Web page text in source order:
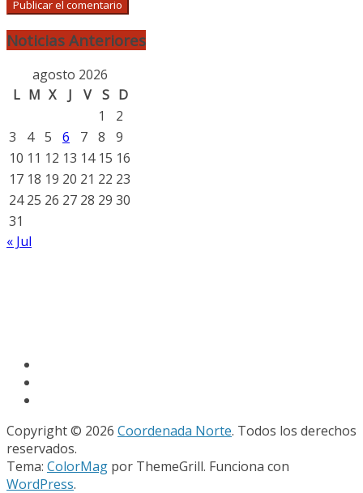
Noticias Anteriores
agosto 2026
L M X J V S D
1
2
3
4 5 6 7 8
9
10 11 12 13 14 15 16
17 18 19 20 21 22 23
24 25 26 27 28 29 30
31
« Jul
Copyright © 2026 Coordenada Norte. Todos los derechos
reservados.
Tema: ColorMag por ThemeGrill. Funciona con
WordPress.